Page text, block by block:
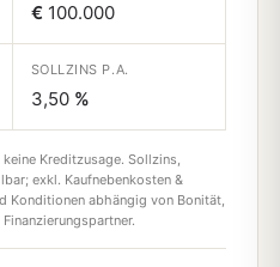
€ 100.000
SOLLZINS P.A.
3,50%
Kreditzusage. Sollzins,
exkl. Kaufnebenkosten &
Konditionen abhängig von Bonität,